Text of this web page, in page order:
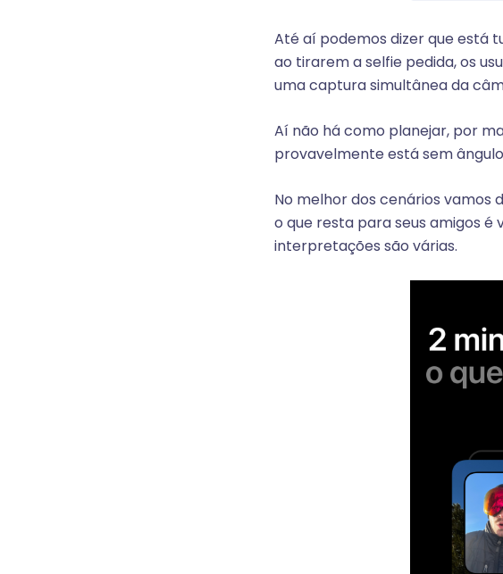
Até aí podemos dizer que está
ao tirarem a selfie pedida, os
uma captura simultânea da
Aí não há como planejar, por
provavelmente está sem
No melhor dos cenários vamos
o que resta para seus amigos é
interpretações são várias.